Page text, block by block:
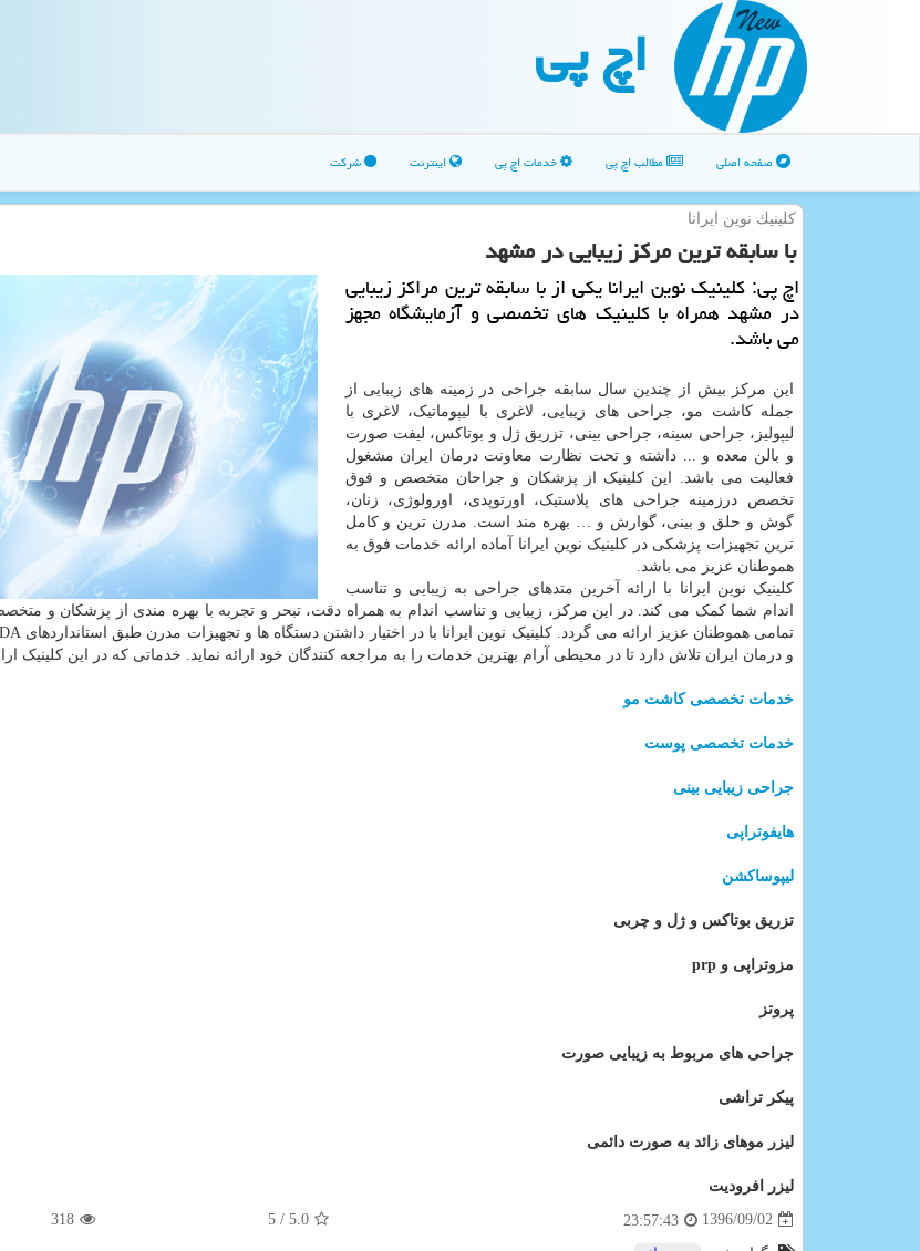
اچ پی
صفحه اصلی مطالب اچ پی خدمات اچ پی اینترنت شرکت
كلینیك نوین ایرانا
با سابقه ترین مركز زیبایی در مشهد
اچ پی: كلینیك نوین ایرانا یكی از با سابقه ترین مراكز زیبایی
در مشهد همراه با كلینیك های تخصصی و آزمایشگاه مجهز
می باشد.
این مرکز بیش از چندین سال سابقه جراحی در زمینه های زیبایی از
جمله کاشت مو، جراحی های زیبایی، لاغری با لیپوماتیک، لاغری با
لیپولیز، جراحی سینه، جراحی بینی، تزریق ژل و بوتاکس، لیفت صورت
و بالن معده و ... داشته و تحت نظارت معاونت درمان ایران مشغول
فعالیت می باشد. این کلینیک از پزشکان و جراحان متخصص و فوق
تخصص درزمينه جراحی های پلاستیک، اورتوپدی، اورولوژی، زنان،
گوش و حلق و بینی، گوارش و … بهره مند است. مدرن ترین و کامل
ترین تجهیزات پزشکی در کلینیک نوین ایرانا آماده ارائه خدمات فوق به
هموطنان عزیز می باشد.
کلینیک نوین ایرانا با ارائه آخرین متدهای جراحی به زیبایی و تناسب
اندام شما کمک می کند. در این مرکز، زیبایی و تناسب اندام به همراه دقت، تبحر و تجربه با بهره مندی از پزشکان و
و درمان ایران تلاش دارد تا در محیطی آرام بهترین خدمات را به مراجعه کنندگان خود ارائه نماید. خدماتی که در این کلینیک
خدمات تخصصی کاشت مو
خدمات تخصصی پوست
جراحی زیبایی بینی
هایفوتراپی
لیپوساکشن
تزریق بوتاکس و ژل و چربی
مزوتراپی و prp
پروتز
جراحی های مربوط به زیبایی صورت
پیکر تراشی
لیزر موهای زائد به صورت دائمی
لیزر افرودیت
1396/09/02
23:57:43
5.0
/ 5
318